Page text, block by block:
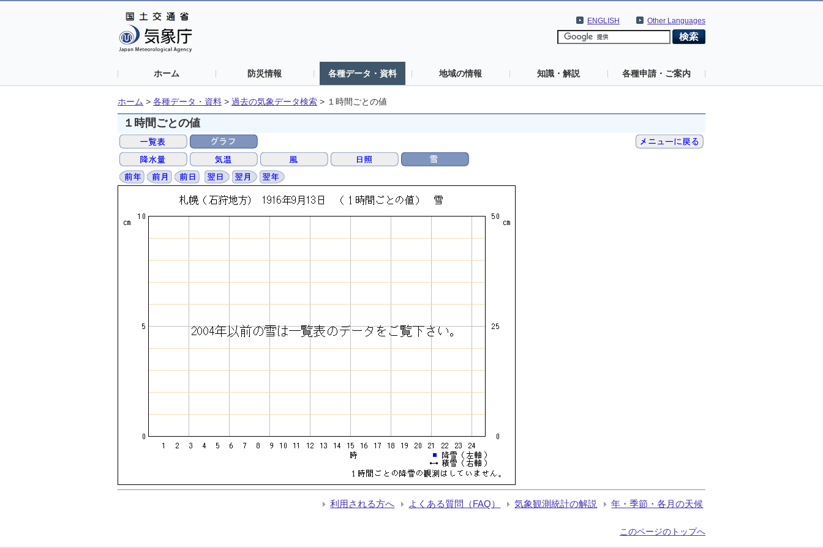
Other Languages
ENGLISH
ホーム 防災情報 各種データ・資料 地域の情報 知識・解説 各種申請・ご案内
ホーム > 各種データ・資料 > 過去の気象データ検索 > １時間ごとの値
１時間ごとの値
利用される方へ よくある質問（FAQ） 気象観測統計の解説 年・季節・各月の天候
このページのトップへ